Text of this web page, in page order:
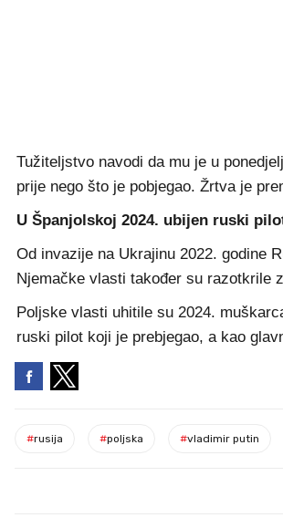
Tužiteljstvo navodi da mu je u
prije nego što je pobjegao. Žrtva je
U Španjolskoj 2024. ubijen ruski
Od invazije na Ukrajinu 2022. godine
Njemačke vlasti također su razotkrile
Poljske vlasti uhitile su 2024.
ruski pilot koji je prebjegao, a kao
#rusija #poljska #vladimir putin